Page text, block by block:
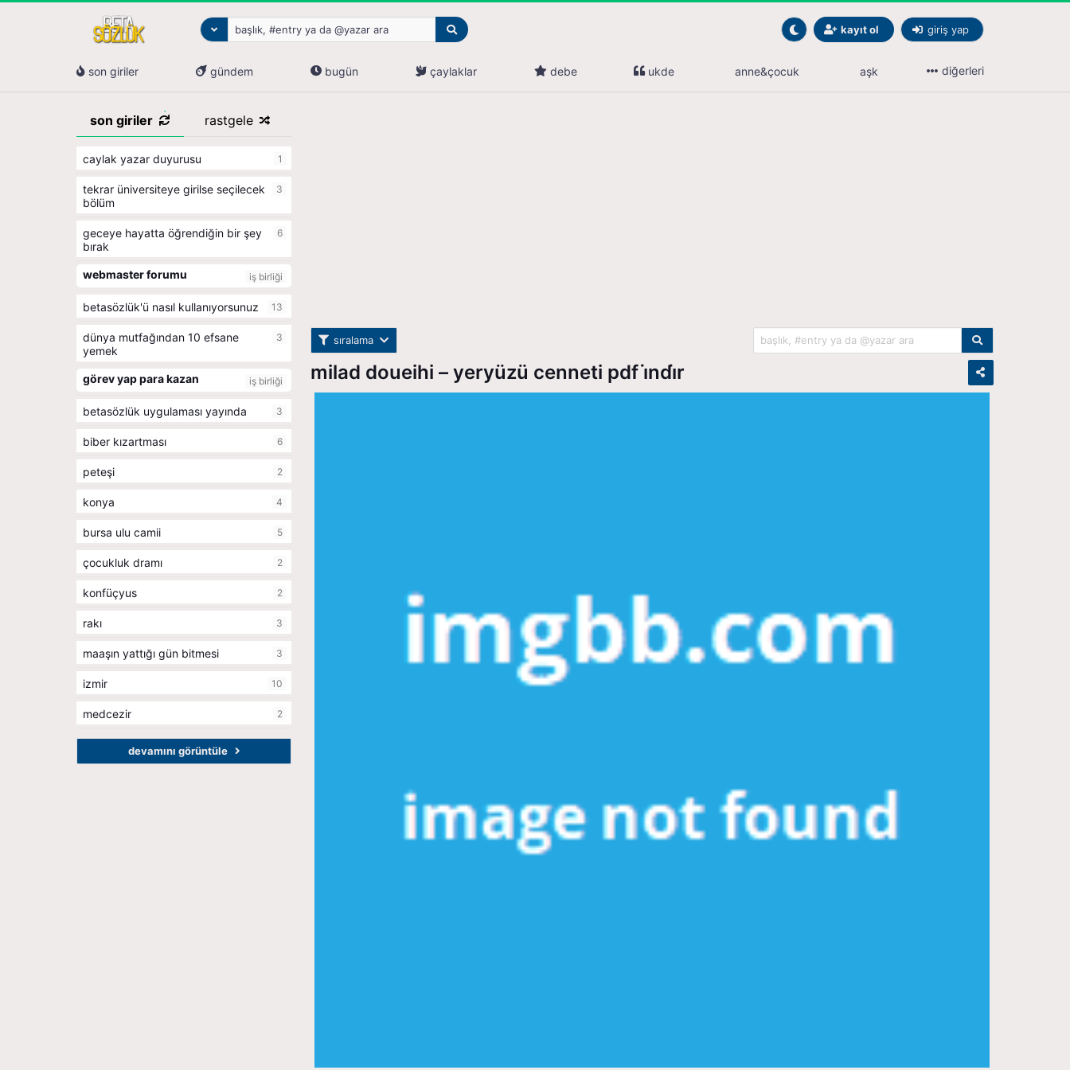
kayıt ol giriş yap
son giriler gündem bugün çaylaklar debe ukde anne&çocuk aşk diğerleri
son giriler rastgele
caylak yazar duyurusu 1
tekrar üniversiteye girilse seçilecek
bölüm
3
geceye hayatta öğrendiğin bir şey
bırak
6
webmaster forumu iş birliği
betasözlük'ü nasıl kullanıyorsunuz 13
dünya mutfağından 10 efsane
yemek
3
görev yap para kazan iş birliği
betasözlük uygulaması yayında 3
biber kızartması 6
peteşi 2
konya 4
bursa ulu camii 5
çocukluk dramı 2
konfüçyus 2
rakı 3
maaşın yattığı gün bitmesi 3
izmir 10
medcezir 2
devamını görüntüle
sıralama
milad doueihi – yeryüzü cenneti pdf i̇ndi̇r